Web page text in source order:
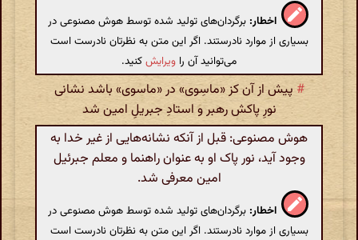
اخطار: برگردان‌های تولید شده توسط هوش مصنوعی در
بسیاری از موارد نادرستند. اگر این متن به نظرتان نادرست است
می‌توانید آن را ویرایشکنید.
# پیش از آن کز «ماسِوی» در «ماسوی» باشد نشانی
نورِ پاکش رهبر و استادِ جبریلِ امین شد
هوش مصنوعی: قبل از آنکه نشانه‌هایی از غیر خدا به
وجود آید، نور پاک او به عنوان راهنما و معلم جبرئیل
امین معرفی شد.
اخطار: برگردان‌های تولید شده توسط هوش مصنوعی در
بسیاری از موارد نادرستند. اگر این متن به نظرتان نادرست است